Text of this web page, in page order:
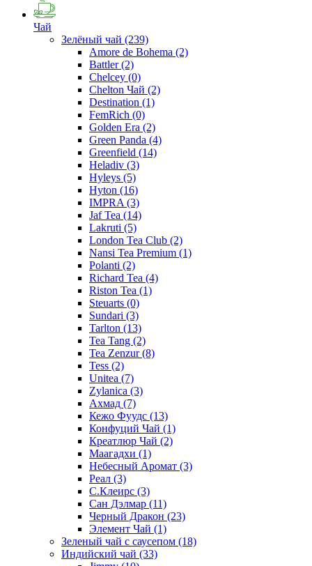
Чай
Зелёный чай (239)
Amore de Bohema (2)
Battler(2)
Chelcey (0)
Chelton Чай (2)
Destination (1)
FemRich (0)
Golden Era (2)
Green Panda (4)
Greenfield (14)
Heladiv (3)
Hyleys (5)
Hyton (16)
IMPRA (3)
Jaf Tea (14)
Lakruti (5)
London Tea Club (2)
Nansi Tea Premium (1)
Polanti (2)
Richard Tea (4)
Riston Tea (1)
Steuarts (0)
Sundari (3)
Tarlton (13)
Tea Tang (2)
Tea Zenzur(8)
Tess (2)
Unitea (7)
Zylanica (3)
Ахмад (7)
Кежо Фуудс (13)
Конфуций Чай (1)
Креатлюр Чай (2)
Маагадхи (1)
Небесный Аромат (3)
Реал (3)
С.Клеирс (3)
Сан Дэлмар (11)
Черный Дракон (23)
Элемент Чай (1)
Зеленый чай с саусепом (18)
Индийский чай (33)